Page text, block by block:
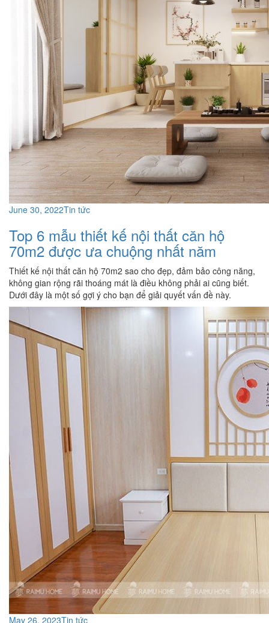
June 30, 2022Tin tức
Top 6 mẫu thiết kế nội thất căn hộ
70m2 được ưa chuộng nhất năm
Thiết kế nội thất căn hộ 70m2 sao cho đẹp, đảm bảo công năng,
không gian rộng rãi thoáng mát là điều không phải ai cũng biết.
Dưới đây là một số gợi ý cho bạn để giải quyết vấn đề này.
May 26, 2023Tin tức